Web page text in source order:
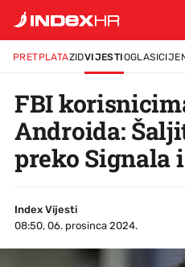
PRETPLATAZIDVIJESTIOGLASI
FBI
Androida:
preko Signala
Index Vijesti
08:50, 06. prosinca 2024.